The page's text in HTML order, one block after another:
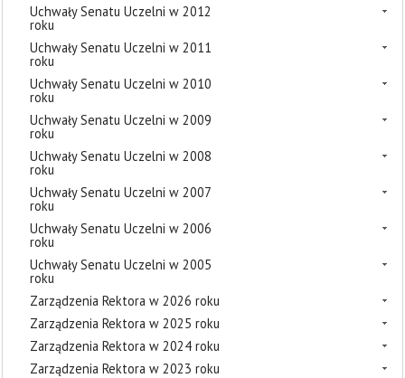
Uchwały Senatu Uczelni w 2012
roku
Uchwały Senatu Uczelni w 2011
roku
Uchwały Senatu Uczelni w 2010
roku
Uchwały Senatu Uczelni w 2009
roku
Uchwały Senatu Uczelni w 2008
roku
Uchwały Senatu Uczelni w 2007
roku
Uchwały Senatu Uczelni w 2006
roku
Uchwały Senatu Uczelni w 2005
roku
Zarządzenia Rektora w 2026 roku
Zarządzenia Rektora w 2025 roku
Zarządzenia Rektora w 2024 roku
Zarządzenia Rektora w 2023 roku